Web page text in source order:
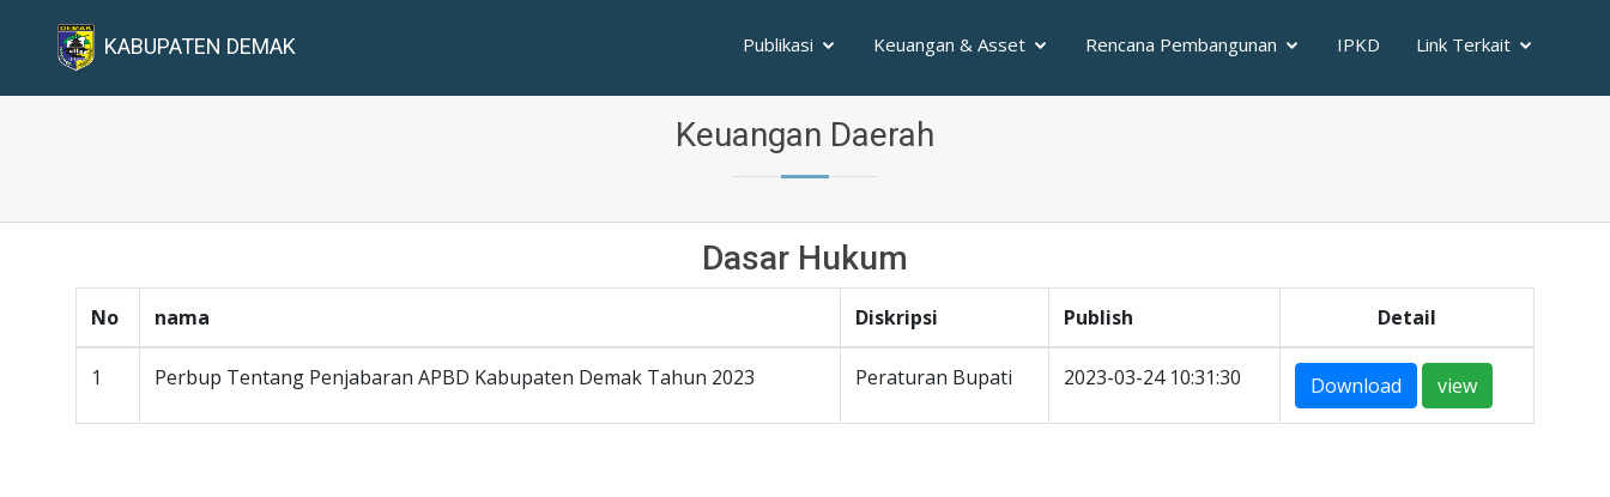
KABUPATEN DEMAK Publikasi Keuangan & Asset Rencana Pembangunan IPKD Link Terkait
Keuangan Daerah
Dasar Hukum
No nama Diskripsi Publish Detail
1 Perbup Tentang Penjabaran APBD Kabupaten Demak Tahun 2023 Peraturan Bupati 2023-03-24 10:31:30 Download view